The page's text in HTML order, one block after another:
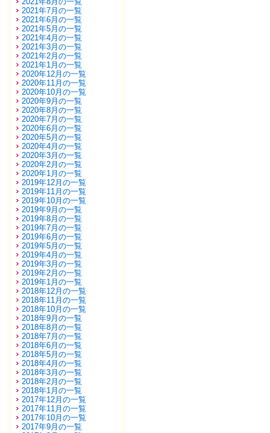
2021年7月の一覧
2021年6月の一覧
2021年5月の一覧
2021年4月の一覧
2021年3月の一覧
2021年2月の一覧
2021年1月の一覧
2020年12月の一覧
2020年11月の一覧
2020年10月の一覧
2020年9月の一覧
2020年8月の一覧
2020年7月の一覧
2020年6月の一覧
2020年5月の一覧
2020年4月の一覧
2020年3月の一覧
2020年2月の一覧
2020年1月の一覧
2019年12月の一覧
2019年11月の一覧
2019年10月の一覧
2019年9月の一覧
2019年8月の一覧
2019年7月の一覧
2019年6月の一覧
2019年5月の一覧
2019年4月の一覧
2019年3月の一覧
2019年2月の一覧
2019年1月の一覧
2018年12月の一覧
2018年11月の一覧
2018年10月の一覧
2018年9月の一覧
2018年8月の一覧
2018年7月の一覧
2018年6月の一覧
2018年5月の一覧
2018年4月の一覧
2018年3月の一覧
2018年2月の一覧
2018年1月の一覧
2017年12月の一覧
2017年11月の一覧
2017年10月の一覧
2017年9月の一覧